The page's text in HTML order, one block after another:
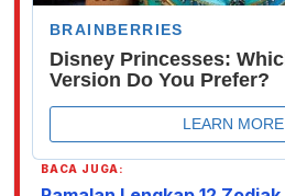
BACA JUGA: